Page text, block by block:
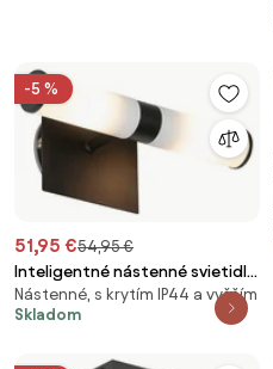
-5 %
51,95 €54,95 €
Inteligentné nástenné svietidlo
do kúpeľne čierne IP44 2-svetlá
vrátane Zigbee G9 - Bath
Nástenné, s krytím IP44 a vyšším
Skladom